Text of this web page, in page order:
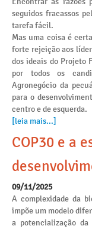
seguidos fracassos
tarefa fácil.
Mas uma coisa é
forte rejeição aos
dos ideais do Projeto
por todos os
Agronegócio da
para o
centro e de esquerda.
[leia mais...]
COP30 e a
09/11/2025
A complexidade da
impõe um modelo
a potencialização